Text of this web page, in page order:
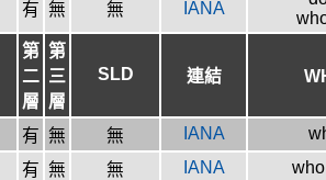
有 無 無 IANA
第
二
層
第
三
層
SLD 連結
有 無 無 IANA
有 無 無 IANA